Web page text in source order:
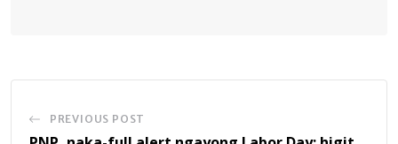
PREVIOUS POST